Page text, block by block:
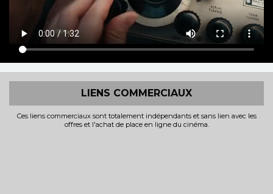
LIENS COMMERCIAUX
Ces liens commerciaux sont totalement indépendants et sans lien avec les
offres et l'achat de place en ligne du cinéma.